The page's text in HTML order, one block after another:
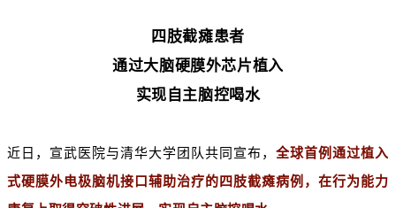
四肢截瘫患者
通过大脑硬膜外芯片植入
实现自主脑控喝水
近日，宣武医院与清华大学团队共同宣布，全球首例通过植入
式硬膜外电极脑机接口辅助治疗的四肢截瘫病例，在行为能力